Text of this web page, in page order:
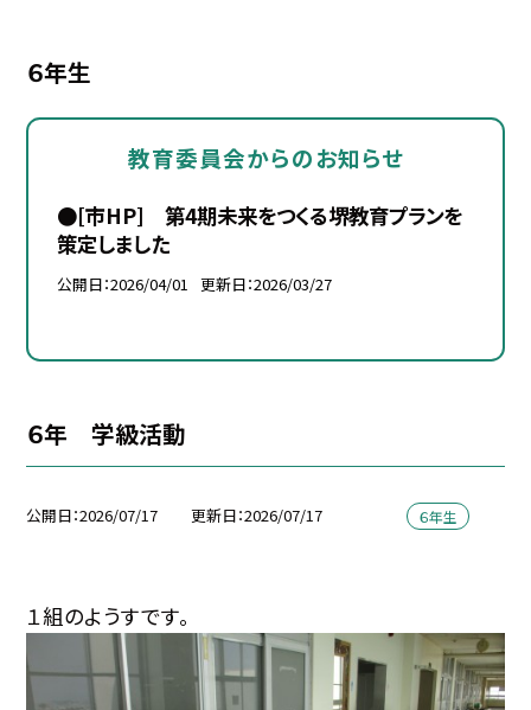
６年生
教育委員会からのお知らせ
●[市HP] 第4期未来をつくる堺教育プランを
策定しました
公開日 2026/04/01 更新日 2026/03/27
６年 学級活動
公開日 2026/07/17 更新日 2026/07/17 ６年生
１組のようすです。